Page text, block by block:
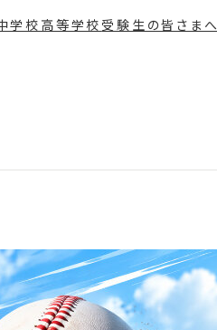
学校高等学校 受験生の皆さまへ